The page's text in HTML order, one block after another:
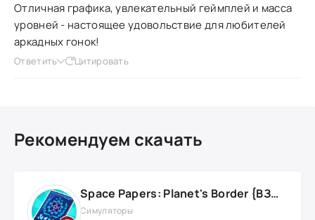
Отличная графика, увлекательный геймплей и масса
уровней - настоящее удовольствие для любителей
аркадных гонок!
Ответить Цитировать
Рекомендуем скачать
Space Papers: Planet's Border {ВЗЛОМ: энергию}
Симуляторы